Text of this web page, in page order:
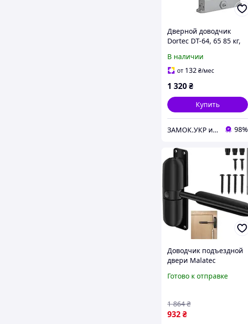
Дверной доводчик
Dortec DT-64, 65 85 кг,
серебряный (Китай)
В наличии
от 132₴/мес
1 320₴
Купить
ЗАМОК.УКР интернет-магазин замков и фурнитуры 98%
Доводчик подъездной
двери Malatec
дверь уличный,
дверей, MTS
Готово к отправке
932₴
1 864 ₴